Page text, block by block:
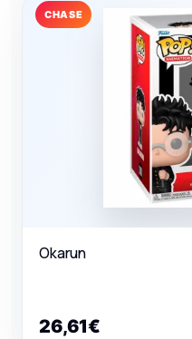
CHASE
Okarun
26,61€